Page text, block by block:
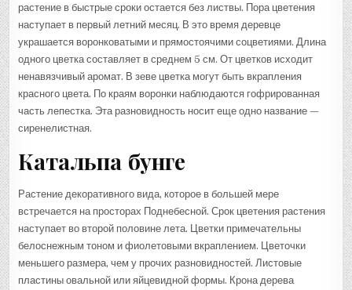
растение в быстрые сроки остается без листвы. Пора цветения
наступает в первый летний месяц. В это время деревце
украшается воронковатыми и прямостоячими соцветиями. Длина
одного цветка составляет в среднем 5 см. От цветков исходит
ненавязчивый аромат. В зеве цветка могут быть вкрапления
красного цвета. По краям воронки наблюдаются гофрированная
часть лепестка. Эта разновидность носит еще одно название —
сиренелистная.
Катальпа бунге
Растение декоративного вида, которое в большей мере
встречается на просторах Поднебесной. Срок цветения растения
наступает во второй половине лета. Цветки примечательны
белоснежным тоном и фиолетовыми вкраплением. Цветочки
меньшего размера, чем у прочих разновидностей. Листовые
пластины овальной или яйцевидной формы. Крона дерева